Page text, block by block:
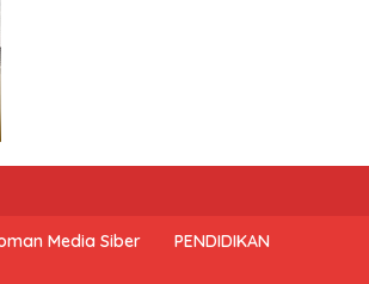
Media Siber PENDIDIKAN